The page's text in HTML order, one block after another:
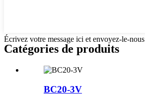
Écrivez votre message ici et envoyez-le-nous
Catégories de produits
BC20-3V